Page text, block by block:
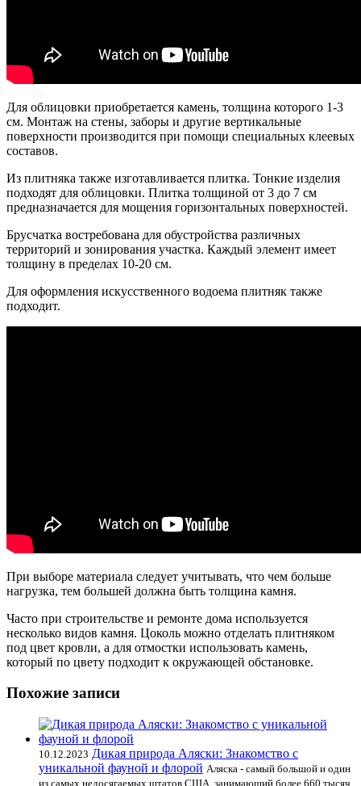
Для облицовки приобретается камень, толщина которого 1-3
см. Монтаж на стены, заборы и другие вертикальные
поверхности производится при помощи специальных клеевых
составов.
Из плитняка также изготавливается плитка. Тонкие изделия
подходят для облицовки. Плитка толщиной от 3 до 7 см
предназначается для мощения горизонтальных поверхностей.
Брусчатка востребована для обустройства различных
территорий и зонирования участка. Каждый элемент имеет
толщину в пределах 10-20 см.
Для оформления искусственного водоема плитняк также
подходит.
При выборе материала следует учитывать, что чем больше
нагрузка, тем большей должна быть толщина камня.
Часто при строительстве и ремонте дома используется
несколько видов камня. Цоколь можно отделать плитняком
под цвет кровли, а для отмостки использовать камень,
который по цвету подходит к окружающей обстановке.
Похожие записи
10.12.2023 Дикая природа Аляски: Знакомство с
уникальной фауной и флорой Аляска - самый большой и один
из самых недосягаемых штатов США, занимающий более 660 тысяч